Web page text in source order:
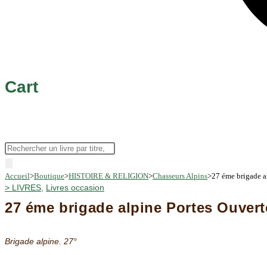
Cart
Recherche
produits
Accueil>Boutique>HISTOIRE & RELIGION>Chasseurs Alpins>27 éme brigade
> LIVRES Livres occasion
27 éme brigade alpine Portes
Brigade alpine. 27°